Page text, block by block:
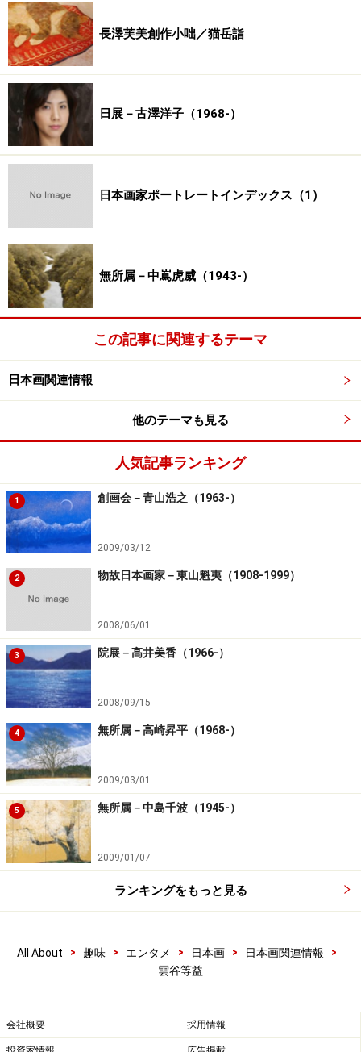
長澤芙美創作小咄／猫岳詣
日展－古澤洋子（1968-）
日本画家ポートレートインデックス（1）
無所属－中嶌虎威（1943-）
この記事に関連するテーマ
日本画関連情報
他のテーマも見る
人気記事ランキング
1 創画会－青山浩之（1963-）
2009/03/12
2 物故日本画家－東山魁夷（1908-1999）
2008/06/01
3 院展－高井美香（1966-）
2008/09/15
4 無所属－高崎昇平（1968-）
2009/03/01
5 無所属－中島千波（1945-）
2009/01/07
ランキングをもっと見る
All About > 趣味 > エンタメ > 日本画 > 日本画関連情報
>
雲谷等益
会社概要 採用情報